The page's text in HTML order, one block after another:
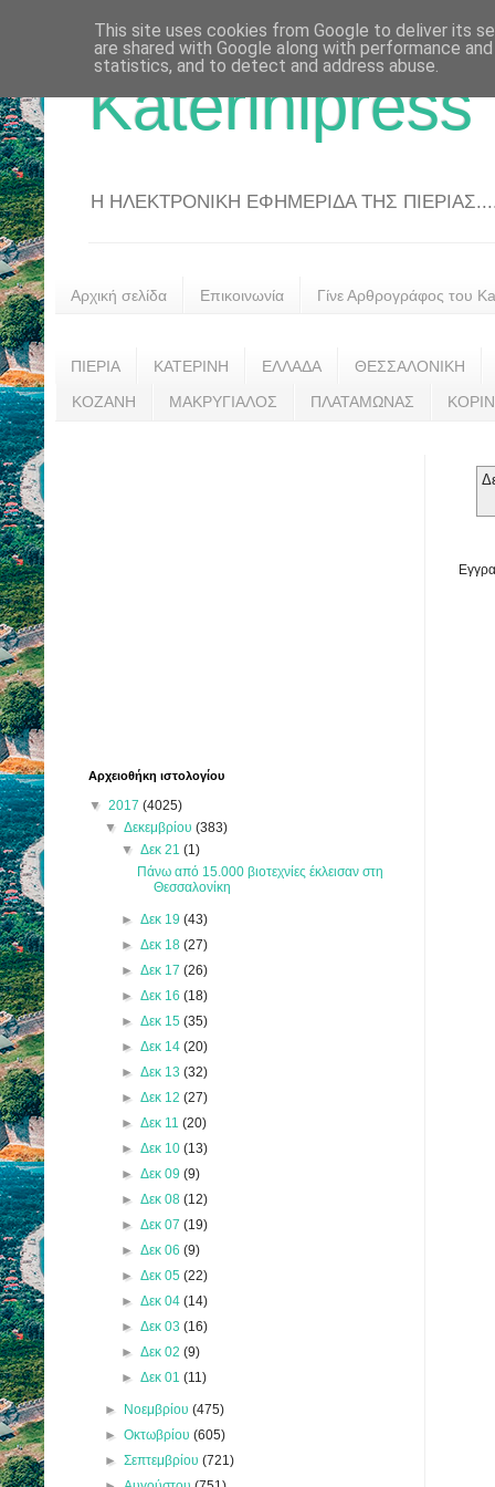
Katerinipress
Η ΗΛΕΚΤΡΟΝΙΚΗ ΕΦΗΜΕΡΙΔΑ ΤΗΣ
Αρχική σελίδα Επικοινωνία Γίνε Αρθρογράφος του
ΠΙΕΡΙΑ ΚΑΤΕΡΙΝΗ ΕΛΛΑΔΑ ΘΕΣΣΑΛΟΝΙΚΗ
ΚΟΖΑΝΗ ΜΑΚΡΥΓΙΑΛΟΣ ΠΛΑΤΑΜΩΝΑΣ
Αρχειοθήκη ιστολογίου
▼ 2017 (4025)
▼Δεκεμβρίου(383)
▼ Δεκ 21 (1)
Πάνω από 15.000 βιοτεχνίες έκλεισαν στη
Θεσσαλονίκη
► Δεκ 19 (43)
► Δεκ 18 (27)
► Δεκ 17 (26)
► Δεκ 16 (18)
► Δεκ 15 (35)
► Δεκ 14 (20)
► Δεκ 13 (32)
► Δεκ 12 (27)
► Δεκ 11 (20)
► Δεκ 10 (13)
► Δεκ 09 (9)
► Δεκ 08 (12)
► Δεκ 07 (19)
► Δεκ 06 (9)
► Δεκ 05 (22)
► Δεκ 04 (14)
► Δεκ 03 (16)
► Δεκ 02 (9)
► Δεκ 01 (11)
► Νοεμβρίου(475)
►Οκτωβρίου(605)
►Σεπτεμβρίου(721)
This site uses cookies from Google to deliver its
are shared with Google along with performance
statistics, and to detect and address abuse.